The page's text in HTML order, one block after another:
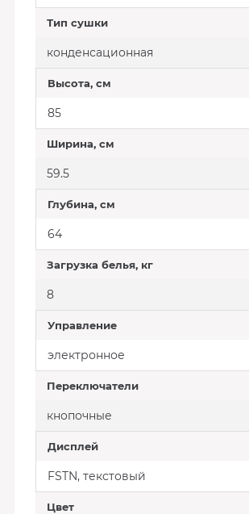
Тип сушки
конденсационная
Высота, см
85
Ширина, см
59.5
Глубина, см
64
Загрузка белья, кг
8
Управление
электронное
Переключатели
кнопочные
Дисплей
FSTN, текстовый
Цвет